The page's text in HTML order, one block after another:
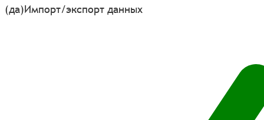
(да)Импорт/экспорт данных